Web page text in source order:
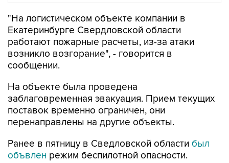
"На логистическом объекте компании в
Екатеринбурге Свердловской области
работают пожарные расчеты, из-за атаки
возникло возгорание", - говорится в
сообщении.
На объекте была проведена
заблаговременная эвакуация. Прием текущих
поставок временно ограничен, они
перенаправлены на другие объекты.
Ранее в пятницу в Сведловской области был
объвлен режим беспилотной опасности.